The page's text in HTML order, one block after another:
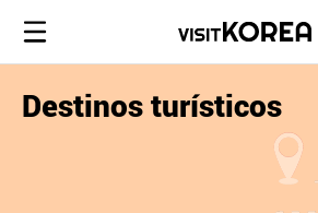
Destinos turísticos